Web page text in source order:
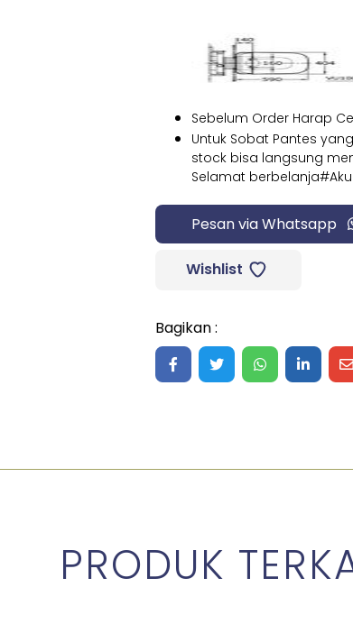
Sebelum Order Harap
Untuk Sobat Pantes
stock bisa langsung
Selamat
Pesan via Whatsapp
Wishlist
Bagikan :
Share on Facebook
Share on Twitter
Share onShare
PRODUK